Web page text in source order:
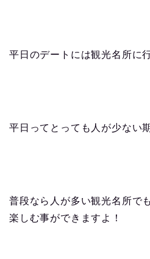
平日のデートには観光名所に
平日ってとっても人が少ない
普段なら人が多い観光名所で
楽しむ事ができますよ！